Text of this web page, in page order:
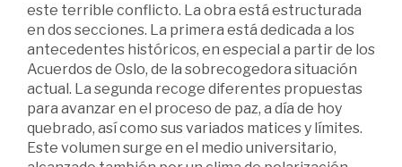
este terrible conflicto. La obra está estructurada
en dos secciones. La primera está dedicada a los
antecedentes históricos, en especial a partir de los
Acuerdos de Oslo, de la sobrecogedora situación
actual. La segunda recoge diferentes propuestas
para avanzar en el proceso de paz, a día de hoy
quebrado, así como sus variados matices y límites.
Este volumen surge en el medio universitario,